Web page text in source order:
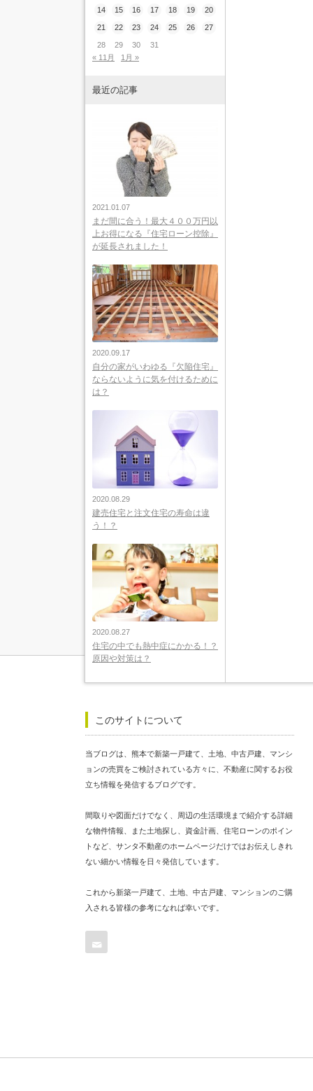
14 15 16 17 18 19 20
21 22 23 24 25 26 27
28 29 30
31
« 11月
1月 »
最近の記事
2021.01.07
まだ間に合う！最大４００万円以
上お得になる『住宅ローン控除』
が延長されました！
2020.09.17
自分の家がいわゆる『欠陥住宅』
ならないように気を付けるために
は？
2020.08.29
建売住宅と注文住宅の寿命は違
う！？
2020.08.27
住宅の中でも熱中症にかかる！？
原因や対策は？
このサイトについて
当ブログは、熊本で新築一戸建て、土地、中古戸建、マンシ
ョンの売買をご検討されている方々に、不動産に関するお役
立ち情報を発信するブログです。
間取りや図面だけでなく、周辺の生活環境まで紹介する詳細
な物件情報、また土地探し、資金計画、住宅ローンのポイン
トなど、サンタ不動産のホームページだけではお伝えしきれ
ない細かい情報を日々発信しています。
これから新築一戸建て、土地、中古戸建、マンションのご購
入される皆様の参考になれば幸いです。